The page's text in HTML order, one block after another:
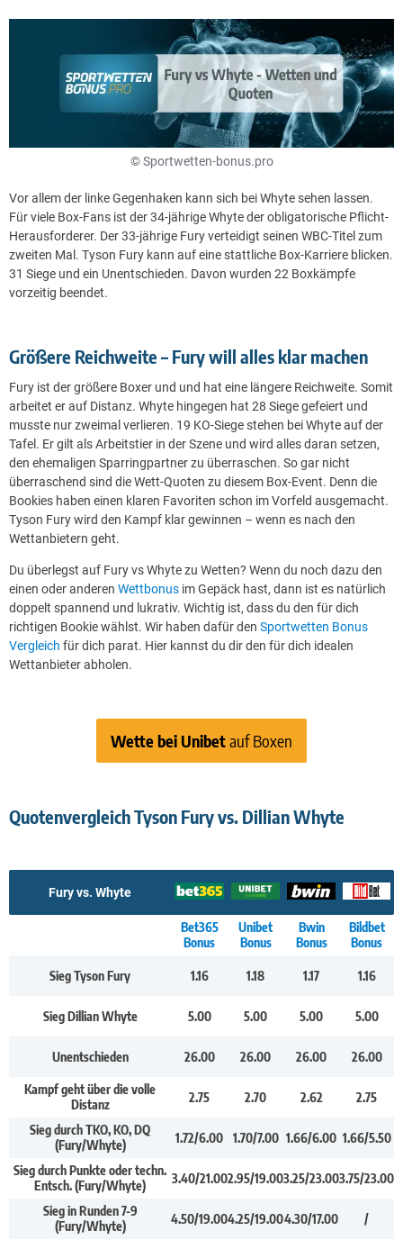
© Sportwetten-bonus.pro
Vor allem der linke Gegenhaken kann sich bei Whyte sehen lassen.
Für viele Box-Fans ist der 34-jährige Whyte der obligatorische Pflicht-
Herausforderer. Der 33-jährige Fury verteidigt seinen WBC-Titel zum
zweiten Mal. Tyson Fury kann auf eine stattliche Box-Karriere blicken.
31 Siege und ein Unentschieden. Davon wurden 22 Boxkämpfe
vorzeitig beendet.
Größere Reichweite – Fury will alles klar machen
Fury ist der größere Boxer und und hat eine längere Reichweite. Somit
arbeitet er auf Distanz. Whyte hingegen hat 28 Siege gefeiert und
musste nur zweimal verlieren. 19 KO-Siege stehen bei Whyte auf der
Tafel. Er gilt als Arbeitstier in der Szene und wird alles daran setzen,
den ehemaligen Sparringpartner zu überraschen. So gar nicht
überraschend sind die Wett-Quoten zu diesem Box-Event. Denn die
Bookies haben einen klaren Favoriten schon im Vorfeld ausgemacht.
Tyson Fury wird den Kampf klar gewinnen – wenn es nach den
Wettanbietern geht.
Du überlegst auf Fury vs Whyte zu Wetten? Wenn du noch dazu den
einen oder anderen Wettbonus im Gepäck hast, dann ist es natürlich
doppelt spannend und lukrativ. Wichtig ist, dass du den für dich
richtigen Bookie wählst. Wir haben dafür den Sportwetten Bonus
Vergleich für dich parat. Hier kannst du dir den für dich idealen
Wettanbieter abholen.
Wette bei Unibetauf Boxen
Quotenvergleich Tyson Fury vs. Dillian Whyte
Fury vs. Whyte
Bet365
Bonus
Unibet
Bonus
Bwin
Bonus
Bildbet
Bonus
Sieg Tyson Fury 1.16 1.18 1.17 1.16
Sieg Dillian Whyte 5.00 5.00 5.00 5.00
Unentschieden 26.00 26.00 26.00 26.00
Kampf geht über die volle
Distanz
2.75 2.70 2.62 2.75
Sieg durch TKO, KO, DQ
(Fury/Whyte)
1.72/6.00 1.70/7.00 1.66/6.00 1.66/5.50
Sieg durch Punkte oder techn.
Entsch. (Fury/Whyte)
3.40/21.002.95/19.003.25/23.003.75/23.00
Sieg in Runden 7-9
(Fury/Whyte)
4.50/19.004.25/19.004.30/17.00 /